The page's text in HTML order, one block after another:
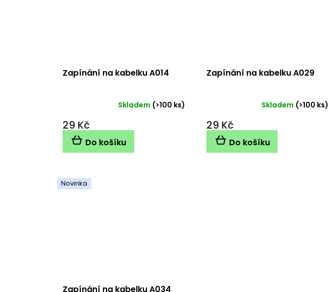
Zapínání na kabelku A014
Skladem (>100 ks)
29 Kč
Do košíku
Zapínání na kabelku A029
Skladem (>100 ks)
29 Kč
Do košíku
Novinka
Zapínání na kabelku A034